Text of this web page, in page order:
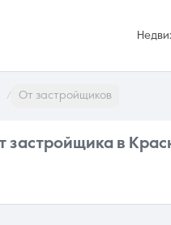
От застройщиков